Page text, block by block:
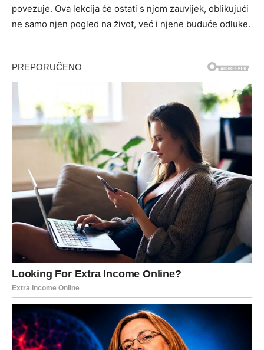
povezuje. Ova lekcija će ostati s njom zauvijek, oblikujući
ne samo njen pogled na život, već i njene buduće odluke.